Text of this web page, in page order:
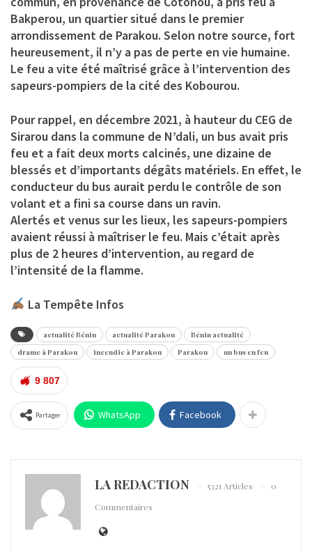
Bakperou, un quartier situé dans le premier
arrondissement de Parakou. Selon notre source, fort
heureusement, il n’y a pas de perte en vie humaine.
Le feu a vite été maîtrisé grâce à l’intervention des
sapeurs-pompiers de la cité des Kobourou.
Pour rappel, en décembre 2021, à hauteur du CEG de
Sirarou dans la commune de N’dali, un bus avait pris
feu et a fait deux morts calcinés, une dizaine de
blessés et d’importants dégâts matériels. En effet, le
conducteur du bus aurait perdu le contrôle de son
volant et a fini sa course dans un ravin.
Alertés et venus sur les lieux, les sapeurs-pompiers
avaient réussi à maîtriser le feu. Mais c’était après
plus de 2 heures d’intervention, au regard de
l’intensité de la flamme.
La Tempête Infos
actualité Bénin actualité Parakou
Bénin actualité
drame à Parakou
incendie à Parakou Parakou un bus en feu
9 807
Partager WhatsApp Facebook
LA REDACTION 5321 Articles
0
Commentaires